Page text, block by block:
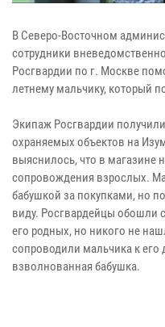
В Северо-Восточном
сотрудники
Росгвардии по г. Москве
летнему мальчику, который
Экипаж Росгвардии
охраняемых объектов на
выяснилось, что в магазине
сопровождения взрослых.
бабушкой за покупками, но
виду. Росгвардейцы обошли
его родных, но никого не
сопроводили мальчика к его
взволнованная бабушка.